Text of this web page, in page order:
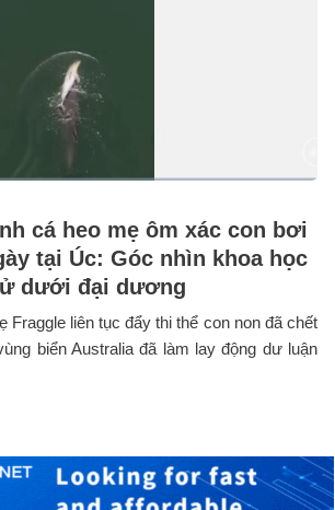
cá heo mẹ ôm xác con bơi
tại Úc: Góc nhìn khoa học
dưới đại dương
Fraggle liên tục đẩy thi thể con non đã chết
biển Australia đã làm lay động dư luận